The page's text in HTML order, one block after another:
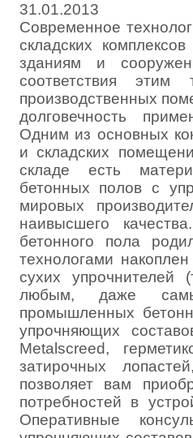
31.01.2013
Современное
складских
зданиям и
соответствия этим
производственных
долговечность
Одним из основных
и складских
складе есть
бетонных полов с
мировых
наивысшего
бетонного пола
технологами
сухих упрочнителей
любым, даже
промышленных
упрочняющих
Metalscreed,
затирочных
позволяет вам
потребностей в
Оперативные